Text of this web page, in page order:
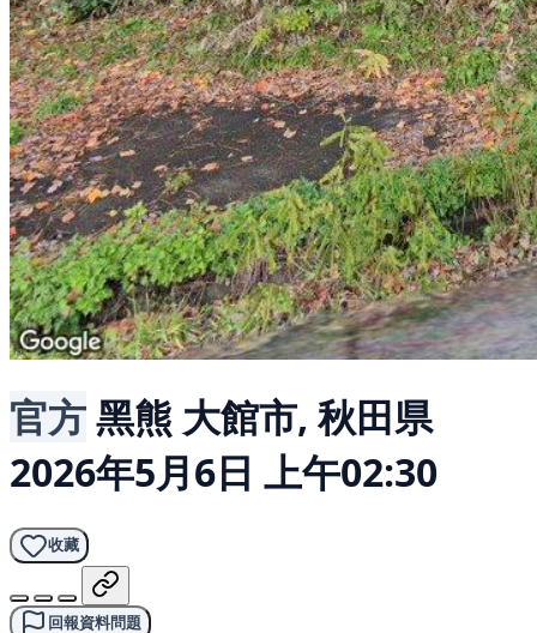
官方黑熊 大館市, 秋田県
2026年5月6日 上午02:30
收藏
回報資料問題